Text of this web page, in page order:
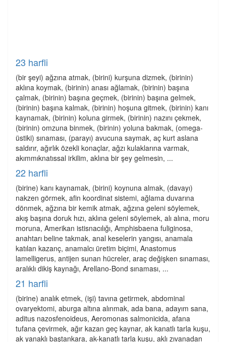
23 harfli
(bir şeyi) ağzına atmak, (birini) kurşuna dizmek, (birinin)
aklına koymak, (birinin) anası ağlamak, (birinin) başına
çalmak, (birinin) başına geçmek, (birinin) başına gelmek,
(birinin) başına kalmak, (birinin) hoşuna gitmek, (birinin) kanı
kaynamak, (birinin) koluna girmek, (birinin) nazını çekmek,
(birinin) omzuna binmek, (birinin) yoluna bakmak, (omega-
üstiki) sınaması, (parayı) avucuna saymak, aç kurt aslana
saldırır, ağırlık özekli konaçlar, ağzı kulaklarına varmak,
akımmıknatıssal irkilim, aklına bir şey gelmesin, ...
22 harfli
(birine) kanı kaynamak, (birini) koynuna almak, (davayı)
nakzen görmek, afin koordinat sistemi, ağlama duvarına
dönmek, ağzına bir kemik atmak, ağzına geleni söylemek,
akış başına doruk hızı, aklına geleni söylemek, alı alına, moru
moruna, Amerikan istisnacılığı, Amphisbaena fuliginosa,
anahtarı beline takmak, anal keselerin yangısı, anamala
katılan kazanç, anamalcı üretim biçimi, Anastomus
lamelligerus, antijen sunan hücreler, araç değişken sınaması,
aralıklı dikiş kaynağı, Arellano-Bond sınaması, ...
21 harfli
(birine) analık etmek, (işi) tavına getirmek, abdominal
ovaryektomi, aburga altına alınmak, ada bana, adayım sana,
aditus nazosfenoideus, Aeromonas salmonicida, afana
tufana çevirmek, ağır kazan geç kaynar, ak kanatlı tarla kuşu,
ak yanaklı baştankara, ak-kanatlı tarla kuşu, aklı zıvanadan